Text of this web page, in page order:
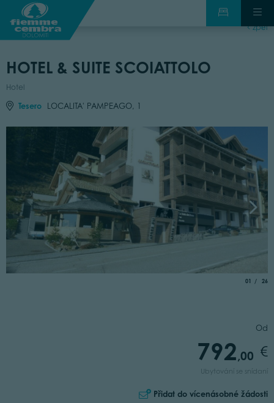
zpět
HOTEL & SUITE SCOIATTOLO
Hotel
Tesero LOCALITA' PAMPEAGO, 1
01 of
26
Od
792,00
Ubytování se snídaní
Přidat do vícenásobné žádosti